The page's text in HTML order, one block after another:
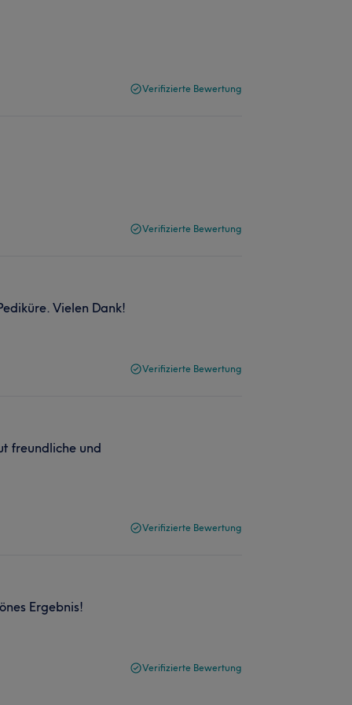
Verifizierte Bewertung
Verifizierte Bewertung
Vielen Dank!
Verifizierte Bewertung
freundliche und
Verifizierte Bewertung
Ergebnis!
Verifizierte Bewertung